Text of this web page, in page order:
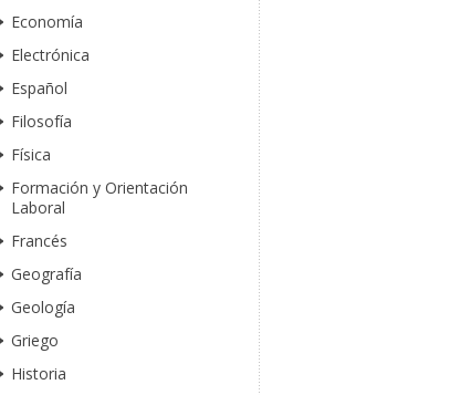
Economía
Electrónica
Español
Filosofía
Física
Formación y Orientación
Laboral
Francés
Geografía
Geología
Griego
Historia